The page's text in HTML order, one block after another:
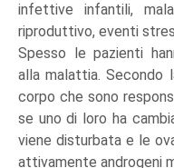
infettive infantili,
riproduttivo, eventi
Spesso le pazienti
alla malattia. Secondo
corpo che sono
se uno di loro ha
viene disturbata e le
attivamente androgeni